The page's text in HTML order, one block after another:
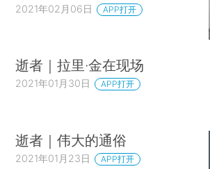
2021年02月06日 APP打开
逝者｜拉里·金在现场
2021年01月30日 APP打开
逝者｜伟大的通俗
2021年01月23日 APP打开